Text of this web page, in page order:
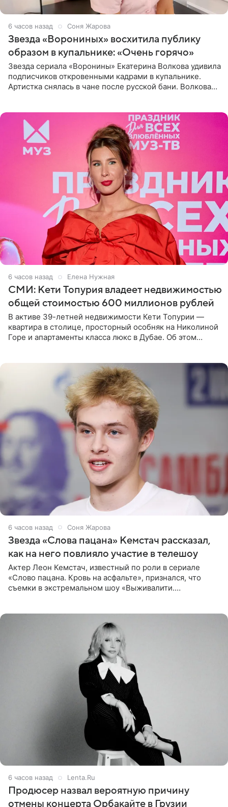
6 часов назад Соня Жарова
Звезда «Ворониных» восхитила публику
образом в купальнике: «Очень горячо»
Звезда сериала «Воронины» Екатерина Волкова удивила
подписчиков откровенными кадрами в купальнике.
Артистка снялась в чане после русской бани. Волкова
6 часов назад Елена Нужная
СМИ: Кети Топурия владеет недвижимостью
общей стоимостью 600 миллионов рублей
В активе 39-летней недвижимости Кети Топурии —
квартира в столице, просторный особняк на Николиной
Горе и апартаменты класса люкс в Дубае. Об этом
6 часов назад Соня Жарова
Звезда «Слова пацана» Кемстач рассказал,
как на него повлияло участие в телешоу
Актер Леон Кемстач, известный по роли в сериале
«Слово пацана. Кровь на асфальте», признался, что
съемки в экстремальном шоу «Выживалити.
6 часов назад Lenta.Ru
Продюсер назвал вероятную причину
отмены концерта Орбакайте в Грузии